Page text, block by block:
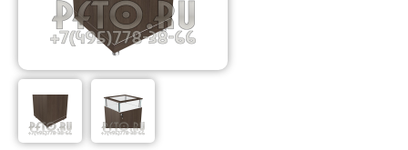
Фабрика торгового оборудования